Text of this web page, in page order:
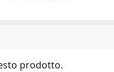
prodotto.